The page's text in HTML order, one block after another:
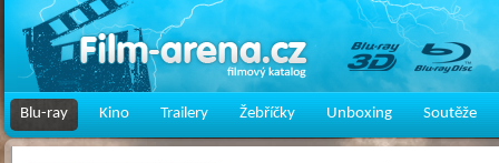
Blu-ray Kino Trailery Žebříčky Unboxing Soutěže